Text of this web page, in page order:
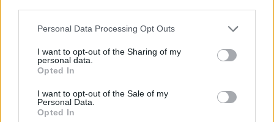
Personal Data Processing Opt Outs
I want to opt-out of the Sharing of my
personal data.
Opted In
I want to opt-out of the Sale of my
Personal Data.
Opted In
проширувањето
УАПСЕН ПОРЕНЕШЕН ГУВЕРНЕР ВО
МЕКСИКО - Осомничен дека
наредил уништување докази за